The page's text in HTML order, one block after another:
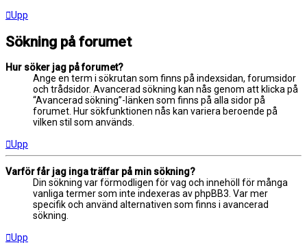
Upp
Sökning på forumet
Hur söker jag på forumet?
Ange en term i sökrutan som finns på indexsidan, forumsidor
och trådsidor. Avancerad sökning kan nås genom att klicka på
“Avancerad sökning”-länken som finns på alla sidor på
forumet. Hur sökfunktionen nås kan variera beroende på
vilken stil som används.
Upp
Varför får jag inga träffar på min sökning?
Din sökning var förmodligen för vag och innehöll för många
vanliga termer som inte indexeras av phpBB3. Var mer
specifik och använd alternativen som finns i avancerad
sökning.
Upp